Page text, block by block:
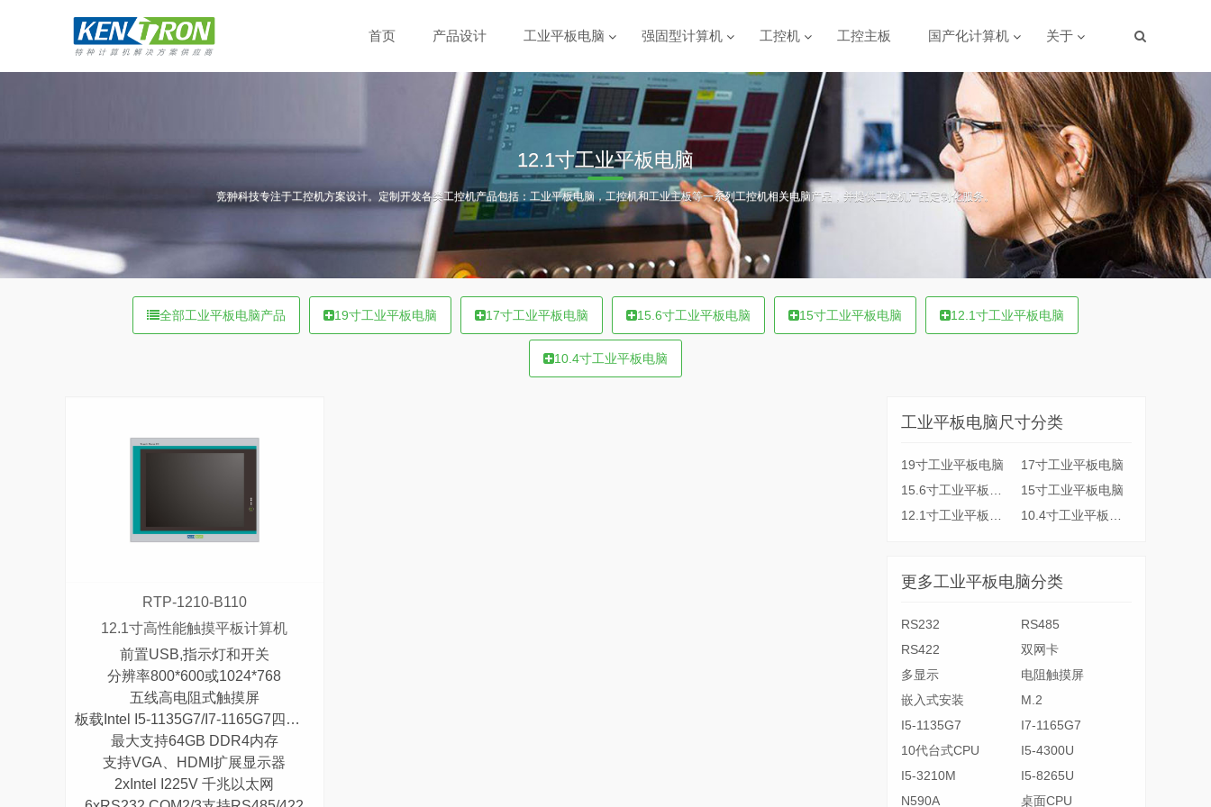
首页 产品设计 工业平板电脑 强固型计算机 工控机 工控主板 国产化计算机 关于
12.1寸工业平板电脑
竞翀科技专注于工控机方案设计。定制开发各类工控机产品包括：工业平板电脑，工控机和工业主板等一系列工控机相关电脑产品，并提供工控机产品定制化服务。
全部工业平板电脑产品 19寸工业平板电脑 17寸工业平板电脑 15.6寸工业平板电脑 15寸工业平板电脑 12.1寸工业平板电脑
10.4寸工业平板电脑
RTP-1210-B110
12.1寸高性能触摸平板计算机
前置USB,指示灯和开关
分辨率800*600或1024*768
五线高电阻式触摸屏
板载Intel I5-1135G7/I7-1165G7四核处理器
最大支持64GB DDR4内存
支持VGA、HDMI扩展显示器
2xIntel I225V 千兆以太网
工业平板电脑尺寸分类
19寸工业平板电脑
17寸工业平板电脑
15寸工业平板电脑
更多工业平板电脑分类
RS232
RS485
RS422
双网卡
多显示
电阻触摸屏
嵌入式安装
M.2
I5-1135G7
I7-1165G7
10代台式CPU
I5-4300U
I5-3210M
I5-8265U
N590A
桌面CPU